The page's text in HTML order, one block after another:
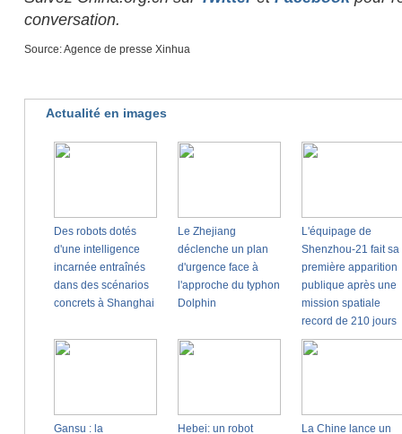
conversation.
Source: Agence de presse Xinhua